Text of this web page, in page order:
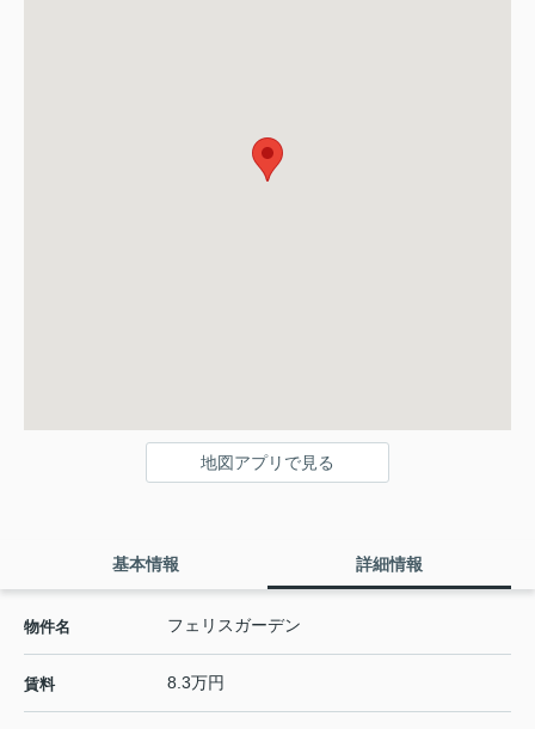
地図アプリで見る
基本情報 詳細情報
物件名 フェリスガーデン
賃料 8.3万円